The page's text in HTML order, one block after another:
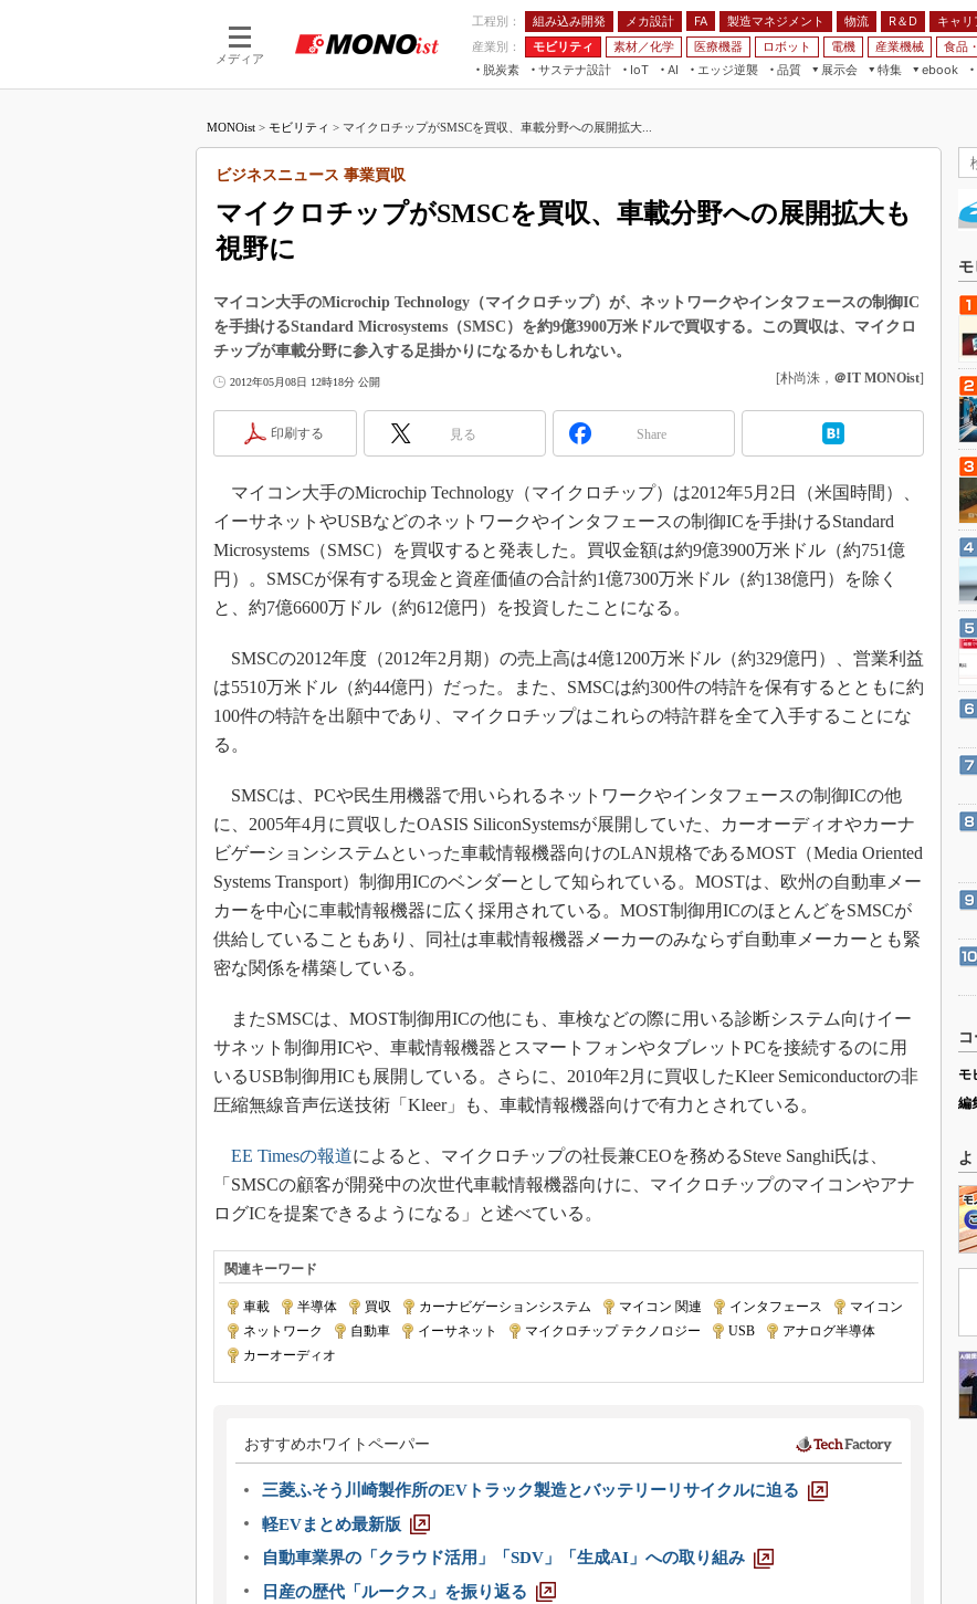
メディア
工程別： 組み込み開発 メカ設計 FA 製造マネジメント 物流 R＆D
キャリ
産業別：
モビリティ 素材／化学 医療機器 ロボット 電機 産業機械 食品
脱炭素
サステナ設計
IoT
つながる工場
AI
AI×設備保全
エッジ逆襲 品質
展示会
JIMTOF
IIFES
TECHNO-FRONTIER
人テク展
EdgeTech+
AUTOMOTIVE WORLD
産業オープンネット展
特集
VR／AR
フィールドサービス
組み込み画像技術
組み込みモデリング
ISO26262
3Dプリンタ
S＆OP
インダストリー4.0
メイドインジャパン
グローバル設計・開発
制御セキュリティ
新型コロナへの対応
ebook
FA
MONOist > モビリティ > マイクロチップがSMSCを買収、車載分野への展開拡大...
マイクロチップがSMSCを買収、車載分野への展開拡大も
視野に
ビジネスニュース 事業買収
マイコン大手のMicrochip Technology（マイクロチップ）が、ネットワークやインタフェースの制御IC
を手掛けるStandard Microsystems（SMSC）を約9億3900万米ドルで買収する。この買収は、マイクロ
チップが車載分野に参入する足掛かりになるかもしれない。
2012年05月08日 12時18分 公開 [朴尚洙， ＠IT MONOist]
印刷する 見る Share
マイコン大手のMicrochip Technology（マイクロチップ）は2012年5月2日（米国時間）、
イーサネットやUSBなどのネットワークやインタフェースの制御ICを手掛けるStandard
Microsystems（SMSC）を買収すると発表した。買収金額は約9億3900万米ドル（約751億
円）。SMSCが保有する現金と資産価値の合計約1億7300万米ドル（約138億円）を除く
と、約7億6600万ドル（約612億円）を投資したことになる。
SMSCの2012年度（2012年2月期）の売上高は4億1200万米ドル（約329億円）、営業利益
は5510万米ドル（約44億円）だった。また、SMSCは約300件の特許を保有するとともに約
100件の特許を出願中であり、マイクロチップはこれらの特許群を全て入手することにな
る。
SMSCは、PCや民生用機器で用いられるネットワークやインタフェースの制御ICの他
に、2005年4月に買収したOASIS SiliconSystemsが展開していた、カーオーディオやカーナ
ビゲーションシステムといった車載情報機器向けのLAN規格であるMOST（Media Oriented
Systems Transport）制御用ICのベンダーとして知られている。MOSTは、欧州の自動車メー
カーを中心に車載情報機器に広く採用されている。MOST制御用ICのほとんどをSMSCが
供給していることもあり、同社は車載情報機器メーカーのみならず自動車メーカーとも緊
密な関係を構築している。
またSMSCは、MOST制御用ICの他にも、車検などの際に用いる診断システム向けイー
サネット制御用ICや、車載情報機器とスマートフォンやタブレットPCを接続するのに用
いるUSB制御用ICも展開している。さらに、2010年2月に買収したKleer Semiconductorの非
圧縮無線音声伝送技術「Kleer」も、車載情報機器向けで有力とされている。
EE Timesの報道によると、マイクロチップの社長兼CEOを務めるSteve Sanghi氏は、
「SMSCの顧客が開発中の次世代車載情報機器向けに、マイクロチップのマイコンやアナ
ログICを提案できるようになる」と述べている。
関連キーワード
車載 半導体 買収 カーナビゲーションシステム マイコン 関連 インタフェース マイコン
ネットワーク
自動車 イーサネット マイクロチップ テクノロジー USB アナログ半導体
カーオーディオ
おすすめホワイトペーパー
三菱ふそう川崎製作所のEVトラック製造とバッテリーリサイクルに迫る
軽EVまとめ最新版
自動車業界の「クラウド活用」「SDV」「生成AI」への取り組み
日産の歴代「ルークス」を振り返る
モ
編